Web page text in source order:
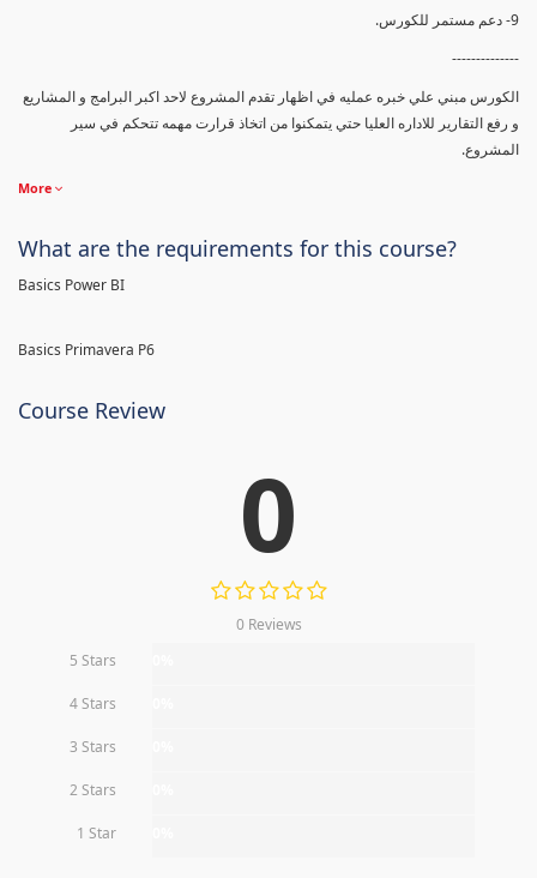
9- دعم مستمر للكورس.
--------------
الكورس مبني علي خبره عمليه في اظهار تقدم المشروع لاحد اكبر البرامج و المشاريع
و رفع التقارير للاداره العليا حتي يتمكنوا من اتخاذ قرارت مهمه تتحكم في سير
المشروع.
More
What are the requirements for this course?
Basics Power BI
Basics Primavera P6
Course Review
0
0 Reviews
5 Stars
4 Stars
3 Stars
2 Stars
1 Star